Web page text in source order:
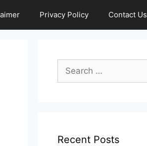
Privacy Policy Contact Us
Search
for:
Recent Posts